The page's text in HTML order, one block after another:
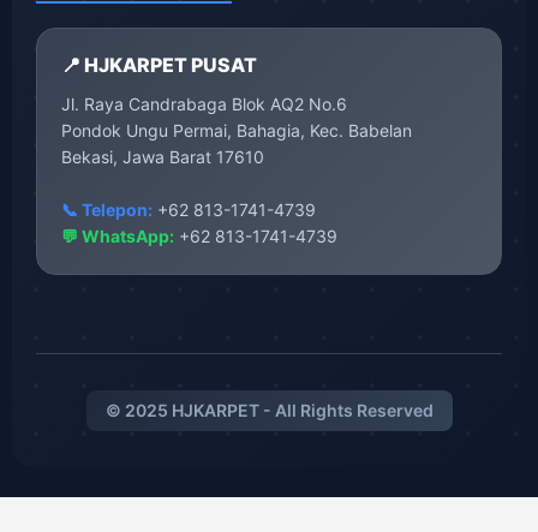
📍 HJKARPET PUSAT
Jl. Raya Candrabaga Blok AQ2 No.6
Pondok Ungu Permai, Bahagia, Kec. Babelan
Bekasi, Jawa Barat 17610
📞 Telepon: +62 813-1741-4739
💬 WhatsApp: +62 813-1741-4739
© 2025 HJKARPET - All Rights Reserved